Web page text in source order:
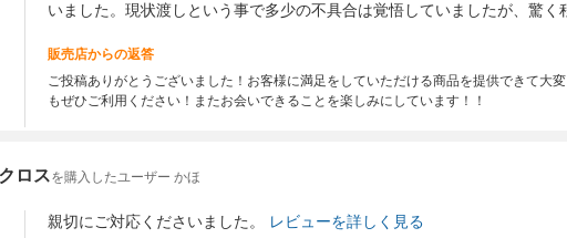
いました。現状渡しという事で多少の不具合は覚悟していましたが、驚く
販売店からの返答
ご投稿ありがとうございました！お客様に満足をしていただける商品を提供できて大
もぜひご利用ください！またお会いできることを楽しみにしています！！
ロスを購入したユーザー かほ
親切にご対応くださいました。 レビューを詳しく見る